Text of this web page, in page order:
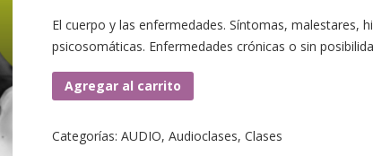
El cuerpo y las enfermedades. Síntomas, malestares,
psicosomáticas. Enfermedades crónicas o sin
Clase
2.
con
Agregar al carrito
Categorías:AUDIO,Audioclases,Clases